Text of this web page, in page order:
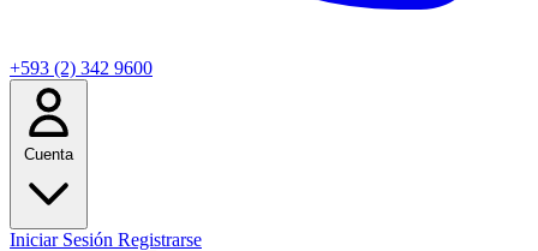
+593 (2) 342 9600
Cuenta
Iniciar Sesión Registrarse